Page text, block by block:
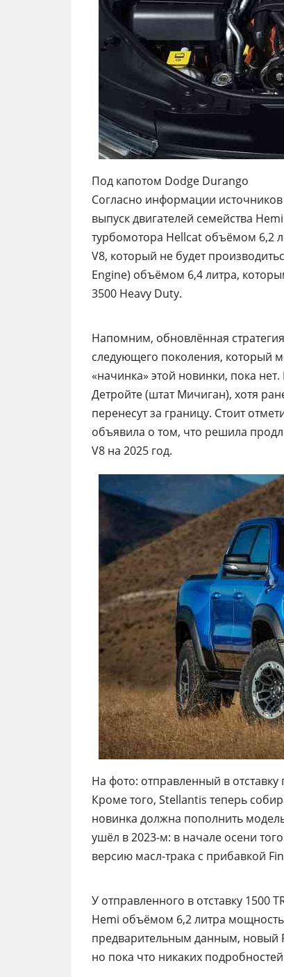
Под капотом Dodge Durango
Согласно информации
выпуск двигателей семейства
турбомотора Hellcat объёмом 6,2
V8, который не будет
Engine) объёмом 6,4 литра,
3500 Heavy Duty.
Напомним, обновлённая
следующего поколения, который
«начинка» этой новинки, пока
Детройте (штат Мичиган), хотя
перенесут за границу. Стоит
объявила о том, что решила
V8 на 2025 год.
На фото: отправленный в отставку
Кроме того, Stellantis теперь
новинка должна пополнить
ушёл в 2023-м: в начале осени
версию масл-трака с прибавкой
У отправленного в отставку 1500
Hemi объёмом 6,2 литра
предварительным данным, новый
но пока что никаких